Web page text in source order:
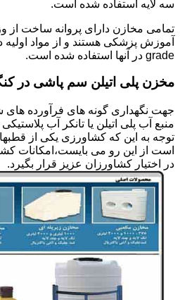
سه لایه استفاده شده است.
تمامی مخازن دارای پروانه ساخت از
grade در آنها استفاده شده است.
مخزن پلی اتیلن سم پاشی در
جهت نگهداری گونه های فرآورده های
منبع آب پلی اتیلن یا تانکر آب
توجه به این که کشاورزی یکی از
است از این رو می بایست،امکانات
در اختیار کشاورزان عزیز قرار بگیرد.